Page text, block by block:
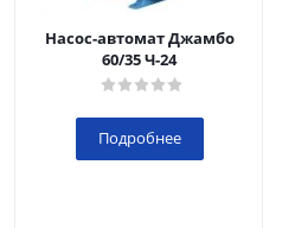
Насос-автомат Джамбо
60/35 Ч-24
Подробнее